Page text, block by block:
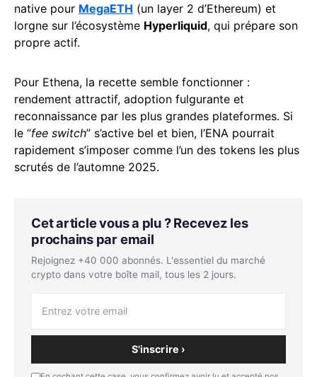
native pour MegaETH (un layer 2 d’Ethereum) et
lorgne sur l’écosystème Hyperliquid, qui prépare son
propre actif.
Pour Ethena, la recette semble fonctionner :
rendement attractif, adoption fulgurante et
reconnaissance par les plus grandes plateformes. Si
le “fee switch” s’active bel et bien, l’ENA pourrait
rapidement s’imposer comme l’un des tokens les plus
scrutés de l’automne 2025.
Cet article vous a plu ? Recevez les
prochains par email
Rejoignez +40 000 abonnés. L'essentiel du marché
crypto dans votre boîte mail, tous les 2 jours.
S'inscrire ›